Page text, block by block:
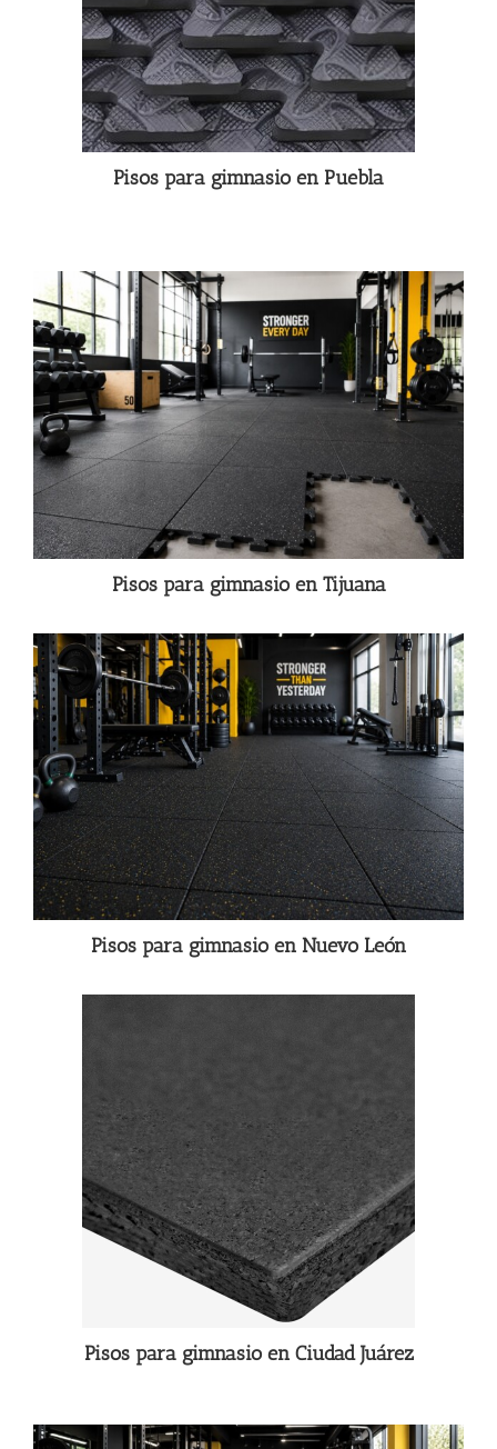
Pisos para gimnasio en Puebla
Pisos para gimnasio en Tijuana
Pisos para gimnasio en Nuevo León
Pisos para gimnasio en Ciudad Juárez